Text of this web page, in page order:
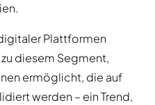
Plattformen
diesem Segment,
ermöglicht, die auf
werden – ein Trend,